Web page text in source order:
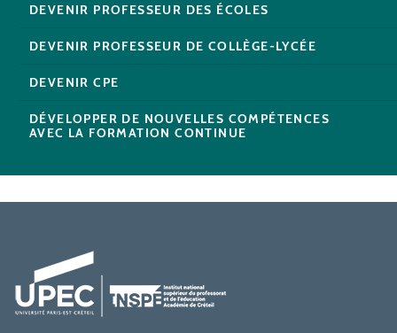
DEVENIR PROFESSEUR DES ÉCOLES
DEVENIR PROFESSEUR DE COLLÈGE-LYCÉE
DEVENIR CPE
DÉVELOPPER DE NOUVELLES COMPÉTENCES
AVEC LA FORMATION CONTINUE